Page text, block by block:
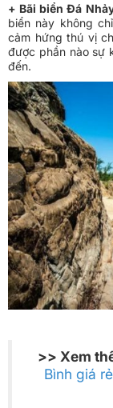
+ Bãi biển Đá
biển này không
cảm hứng thú vị
được phần nào sự
đến.
>> Xem
Bình giá rẻ